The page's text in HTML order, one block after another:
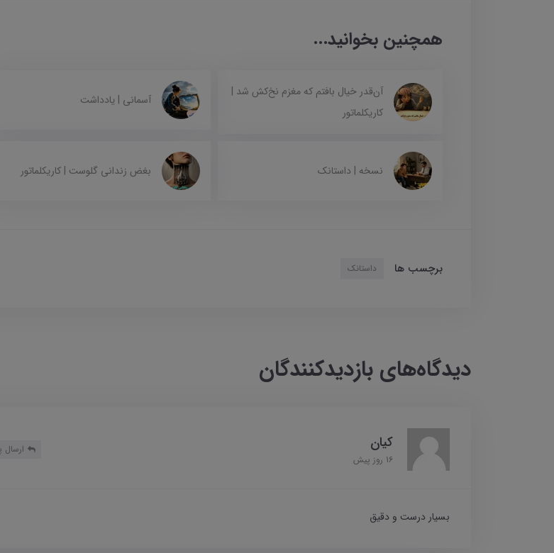
همچنین بخوانید...
آن‌قدر خیال بافتم که مغزم نخ‌کش شد |
کاریکلماتور
آسمانی | یادداشت
نسخه | داستانک بغض زندانی گلوست | کاریکلماتور
برچسب ها داستانک
دیدگاه‌های بازدیدکنندگان
کیان
16 روز پیش
ارسال
بسیار درست و دقیق